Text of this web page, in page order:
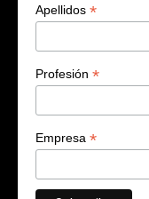
Apellidos *
Profesión *
Empresa *